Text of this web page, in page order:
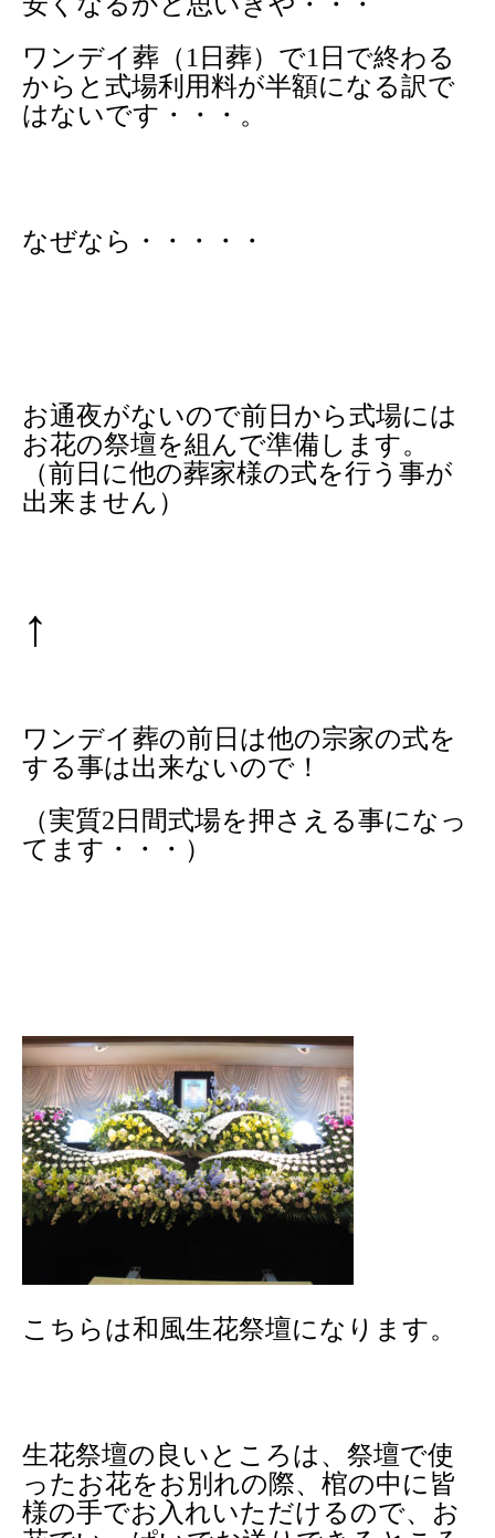
ワンデイ葬（1日葬）で1日で終わる
からと式場利用料が半額になる訳で
はないです・・・。
なぜなら・・・・・
お通夜がないので前日から式場には
お花の祭壇を組んで準備します。
（前日に他の葬家様の式を行う事が
出来ません）
↑
ワンデイ葬の前日は他の宗家の式を
する事は出来ないので ！
（実質2日間式場を押さえる事になっ
てます・・・）
こちらは和風生花祭壇になります。
生花祭壇の良いところは、祭壇で使
ったお花をお別れの際、棺の中に皆
様の手でお入れいただけるので、お